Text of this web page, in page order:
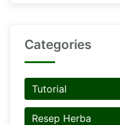
Categories
Tutorial
Resep Herba